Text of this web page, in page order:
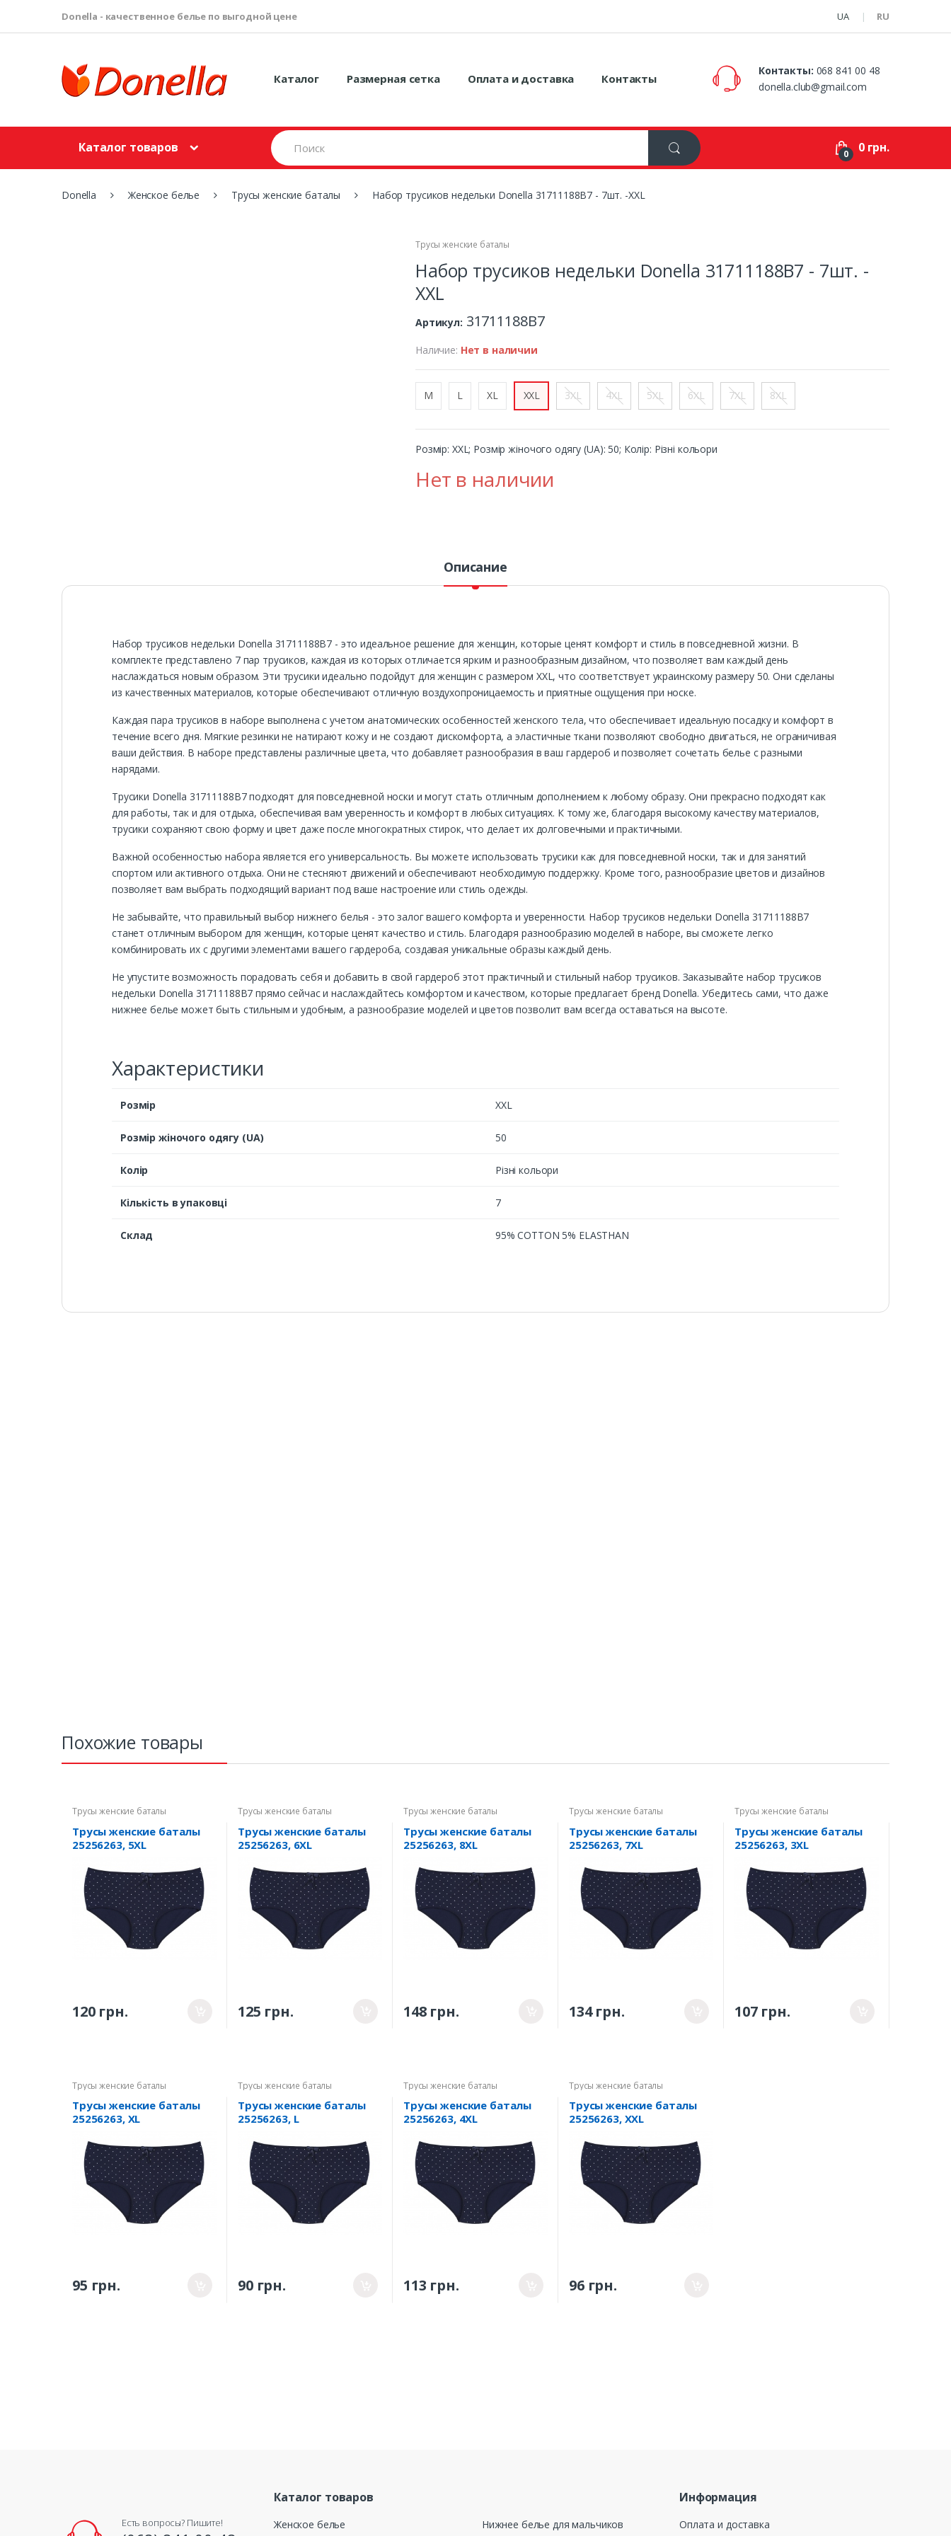
Donella - качественное белье по выгодной цене UA RU
Каталог Размерная сетка Оплата и доставка Контакты
Контакты: 068 841 00 48
donella.club@gmail.com
Каталог товаров
S
e
a
r
h
0 0 грн.
Donella Женское белье Трусы женские баталы Набор трусиков недельки Donella 31711188B7 - 7шт. -XXL
Трусы женские баталы
Набор трусиков недельки Donella 31711188B7 - 7шт. -
XXL
Артикул: 31711188B7
Наличие: Нет в наличии
M L XL XXL 3XL 4XL 5XL 6XL 7XL 8XL
Розмір: XXL; Розмір жіночого одягу (UA): 50; Колір: Різні кольори
Нет в наличии
Описание
Набор трусиков недельки Donella 31711188B7 - это идеальное решение для женщин, которые ценят комфорт и стиль в повседневной жизни. В
комплекте представлено 7 пар трусиков, каждая из которых отличается ярким и разнообразным дизайном, что позволяет вам каждый день
наслаждаться новым образом. Эти трусики идеально подойдут для женщин с размером XXL, что соответствует украинскому размеру 50. Они сделаны
из качественных материалов, которые обеспечивают отличную воздухопроницаемость и приятные ощущения при носке.
Каждая пара трусиков в наборе выполнена с учетом анатомических особенностей женского тела, что обеспечивает идеальную посадку и комфорт в
течение всего дня. Мягкие резинки не натирают кожу и не создают дискомфорта, а эластичные ткани позволяют свободно двигаться, не ограничивая
ваши действия. В наборе представлены различные цвета, что добавляет разнообразия в ваш гардероб и позволяет сочетать белье с разными
нарядами.
Трусики Donella 31711188B7 подходят для повседневной носки и могут стать отличным дополнением к любому образу. Они прекрасно подходят как
для работы, так и для отдыха, обеспечивая вам уверенность и комфорт в любых ситуациях. К тому же, благодаря высокому качеству материалов,
трусики сохраняют свою форму и цвет даже после многократных стирок, что делает их долговечными и практичными.
Важной особенностью набора является его универсальность. Вы можете использовать трусики как для повседневной носки, так и для занятий
спортом или активного отдыха. Они не стесняют движений и обеспечивают необходимую поддержку. Кроме того, разнообразие цветов и дизайнов
позволяет вам выбрать подходящий вариант под ваше настроение или стиль одежды.
Не забывайте, что правильный выбор нижнего белья - это залог вашего комфорта и уверенности. Набор трусиков недельки Donella 31711188B7
станет отличным выбором для женщин, которые ценят качество и стиль. Благодаря разнообразию моделей в наборе, вы сможете легко
комбинировать их с другими элементами вашего гардероба, создавая уникальные образы каждый день.
Не упустите возможность порадовать себя и добавить в свой гардероб этот практичный и стильный набор трусиков. Заказывайте набор трусиков
недельки Donella 31711188B7 прямо сейчас и наслаждайтесь комфортом и качеством, которые предлагает бренд Donella. Убедитесь сами, что даже
нижнее белье может быть стильным и удобным, а разнообразие моделей и цветов позволит вам всегда оставаться на высоте.
Характеристики
Розмір XXL
Розмір жіночого одягу (UA) 50
Колір Різні кольори
Кількість в упаковці 7
Склад 95% COTTON 5% ELASTHAN
Похожие товары
Трусы женские баталы
Трусы женские баталы
25256263, 5XL
120 грн.
Трусы женские баталы
Трусы женские баталы
25256263, 6XL
125 грн.
Трусы женские баталы
Трусы женские баталы
25256263, 8XL
148 грн.
Трусы женские баталы
Трусы женские баталы
25256263, 7XL
134 грн.
Трусы женские баталы
Трусы женские баталы
25256263, 3XL
107 грн.
Трусы женские баталы
Трусы женские баталы
25256263, XL
95 грн.
Трусы женские баталы
Трусы женские баталы
25256263, L
90 грн.
Трусы женские баталы
Трусы женские баталы
25256263, 4XL
113 грн.
Трусы женские баталы
Трусы женские баталы
25256263, XXL
96 грн.
Каталог товаров
Женское белье Нижнее белье для мальчиков
Информация
Оплата и доставка
Есть вопросы? Пишите!